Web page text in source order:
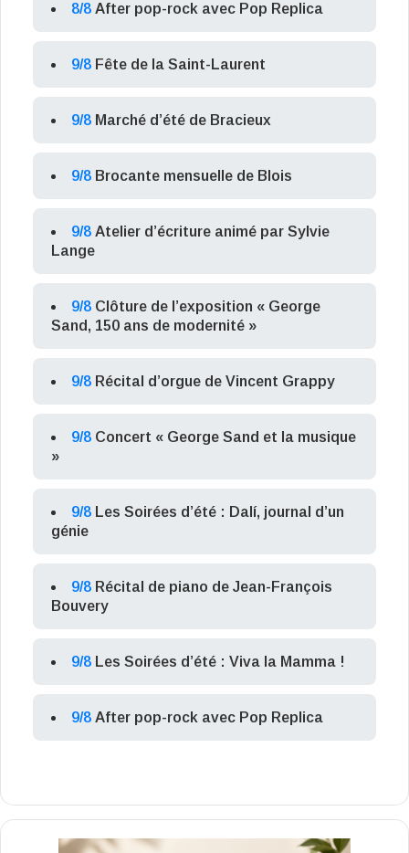
8/8 After pop-rock avec Pop Replica
9/8 Fête de la Saint-Laurent
9/8 Marché d’été de Bracieux
9/8 Brocante mensuelle de Blois
9/8 Atelier d’écriture animé par Sylvie
Lange
9/8 Clôture de l’exposition « George
Sand, 150 ans de modernité »
9/8 Récital d’orgue de Vincent Grappy
9/8 Concert « George Sand et la musique
»
9/8 Les Soirées d’été : Dalí, journal d’un
génie
9/8 Récital de piano de Jean-François
Bouvery
9/8 Les Soirées d’été : Viva la Mamma !
9/8 After pop-rock avec Pop Replica